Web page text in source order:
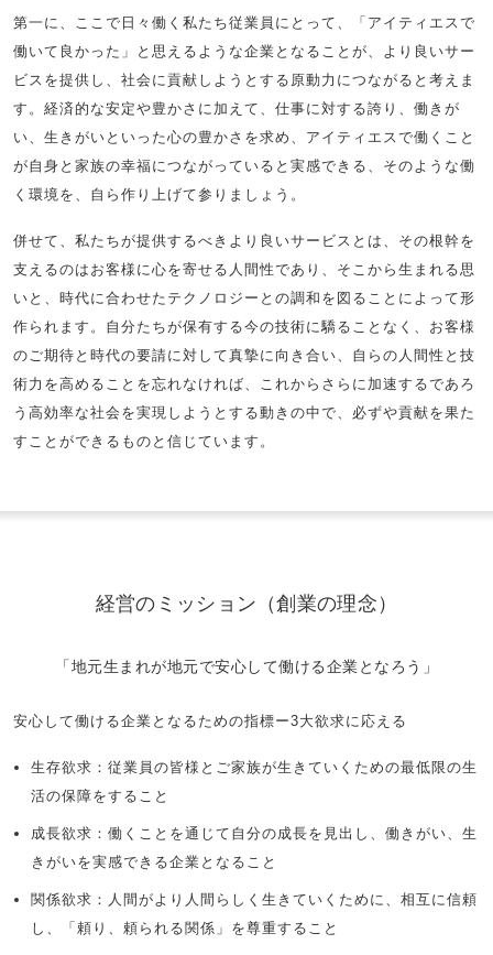
第一に、ここで日々働く私たち従業員にとって、「アイティエスで
働いて良かった」と思えるような企業となることが、より良いサー
ビスを提供し、社会に貢献しようとする原動力につながると考えま
す。経済的な安定や豊かさに加えて、仕事に対する誇り、働きが
い、生きがいといった心の豊かさを求め、アイティエスで働くこと
が自身と家族の幸福につながっていると実感できる、そのような働
く環境を、自ら作り上げて参りましょう。
併せて、私たちが提供するべきより良いサービスとは、その根幹を
支えるのはお客様に心を寄せる人間性であり、そこから生まれる思
いと、時代に合わせたテクノロジーとの調和を図ることによって形
作られます。自分たちが保有する今の技術に驕ることなく、お客様
のご期待と時代の要請に対して真摯に向き合い、自らの人間性と技
術力を高めることを忘れなければ、これからさらに加速するであろ
う高効率な社会を実現しようとする動きの中で、必ずや貢献を果た
すことができるものと信じています。
経営のミッション（創業の理念）
「地元生まれが地元で安心して働ける企業となろう」
安心して働ける企業となるための指標ー3大欲求に応える
生存欲求：従業員の皆様とご家族が生きていくための最低限の生
活の保障をすること
成長欲求：働くことを通じて自分の成長を見出し、働きがい、生
きがいを実感できる企業となること
関係欲求：人間がより人間らしく生きていくために、相互に信頼
し、「頼り、頼られる関係」を尊重すること